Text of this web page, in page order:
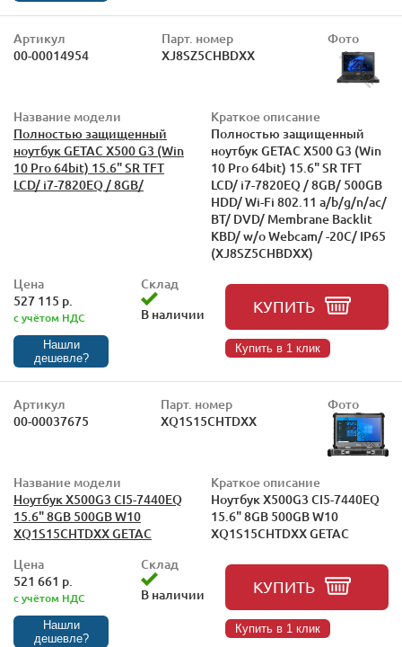
Артикул
00-00014954
Парт. номер
XJ8SZ5CHBDXX
Фото
Название модели
Полностью защищенный
ноутбук GETAC X500 G3 (Win
10 Pro 64bit) 15.6" SR TFT
LCD/ i7-7820EQ / 8GB/
Краткое описание
Полностью защищенный
ноутбук GETAC X500 G3 (Win
10 Pro 64bit) 15.6" SR TFT
LCD/ i7-7820EQ / 8GB/ 500GB
HDD/ Wi-Fi 802.11 a/b/g/n/ac/
BT/ DVD/ Membrane Backlit
KBD/ w/o Webcam/ -20C/ IP65
(XJ8SZ5CHBDXX)
Цена
527 115 р.
с учётом НДС
Нашли
дешевле?
Склад
В наличии
КУПИТЬ
Купить в 1 клик
Артикул
00-00037675
Парт. номер
XQ1S15CHTDXX
Фото
Название модели
Ноутбук X500G3 CI5-7440EQ
15.6" 8GB 500GB W10
XQ1S15CHTDXX GETAC
Краткое описание
Ноутбук X500G3 CI5-7440EQ
15.6" 8GB 500GB W10
XQ1S15CHTDXX GETAC
Цена
521 661 р.
с учётом НДС
Нашли
дешевле?
Склад
В наличии
КУПИТЬ
Купить в 1 клик